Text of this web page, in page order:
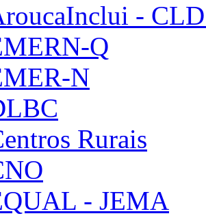
-
Q
N
Rurais
- JEMA